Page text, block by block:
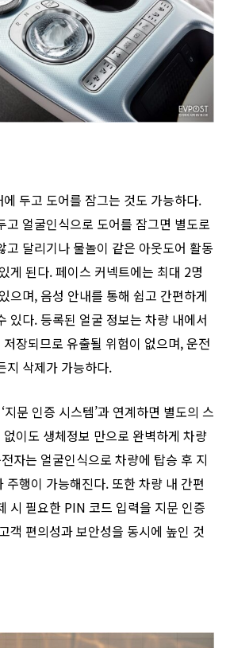
두고 도어를 잠그는 것도 가능하다.
고 얼굴인식으로 도어를 잠그면 별도로
고 달리기나 물놀이 같은 아웃도어 활동
게 된다. 페이스 커넥트에는 최대 2명
으며, 음성 안내를 통해 쉽고 간편하게
있다. 등록된 얼굴 정보는 차량 내에서
장되므로 유출될 위험이 없으며, 운전
지 삭제가 가능하다.
문 인증 시스템’과 연계하면 별도의 스
이도 생체정보 만으로 완벽하게 차량
자는 얼굴인식으로 차량에 탑승 후 지
주행이 가능해진다. 또한 차량 내 간편
시 필요한 PIN 코드 입력을 지문 인증
객 편의성과 보안성을 동시에 높인 것